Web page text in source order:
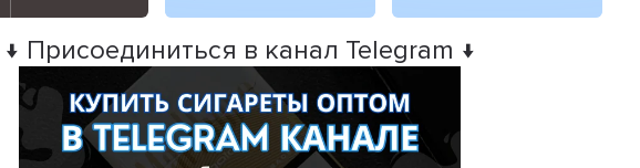
↓ Присоединиться в канал Telegram ↓